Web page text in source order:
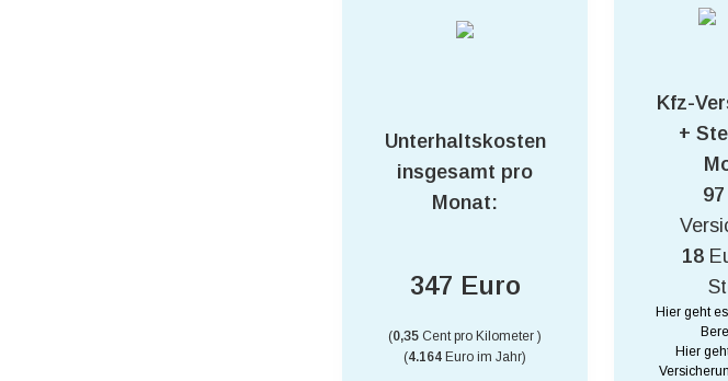
Unterhaltskosten
insgesamt pro
Monat:
347 Euro
(0,35 Cent pro Kilometer )
(4.164 Euro im Jahr)
Kfz-
+
97
18
Hier geht
Hier